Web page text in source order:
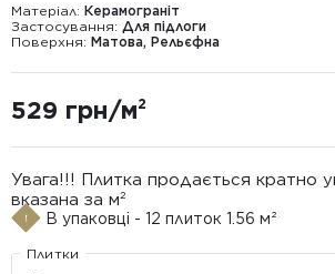
Матеріал: Керамограніт
Застосування: Для підлоги
Поверхня: Матова, Рельєфна
529 грн/м²
Увага!!! Плитка продається кратно
вказана за м²
В упаковці - 12 плиток 1.56 м²
Плитки